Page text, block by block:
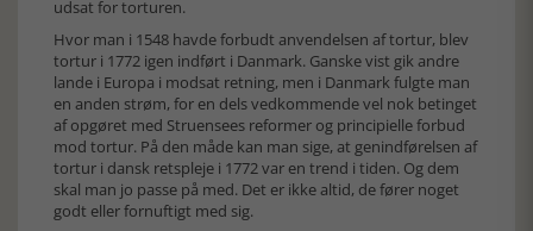
udsat for torturen.
Hvor man i 1548 havde forbudt anvendelsen af tortur, blev
tortur i 1772 igen indført i Danmark. Ganske vist gik andre
lande i Europa i modsat retning, men i Danmark fulgte man
en anden strøm, for en dels vedkommende vel nok betinget
af opgøret med Struensees reformer og principielle forbud
mod tortur. På den måde kan man sige, at genindførelsen af
tortur i dansk retspleje i 1772 var en trend i tiden. Og dem
skal man jo passe på med. Det er ikke altid, de fører noget
godt eller fornuftigt med sig.